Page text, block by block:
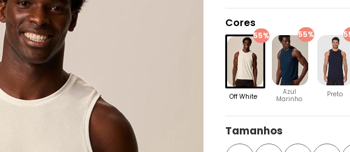
Cores
55%
Off White
55%
Azul
Marinho
Preto
Tamanhos